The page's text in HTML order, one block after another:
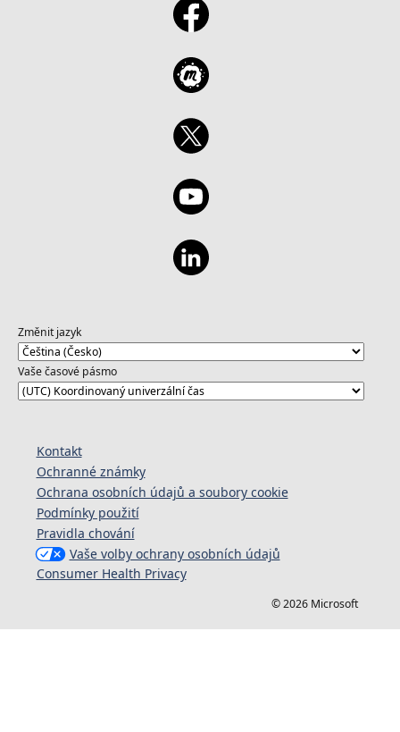
Změnit jazyk
Vaše časové pásmo
Kontakt
Ochranné známky
Ochrana osobních údajů a soubory cookie
Podmínky použití
Pravidla chování
Vaše volby ochrany osobních údajů
Consumer Health Privacy
© 2026 Microsoft